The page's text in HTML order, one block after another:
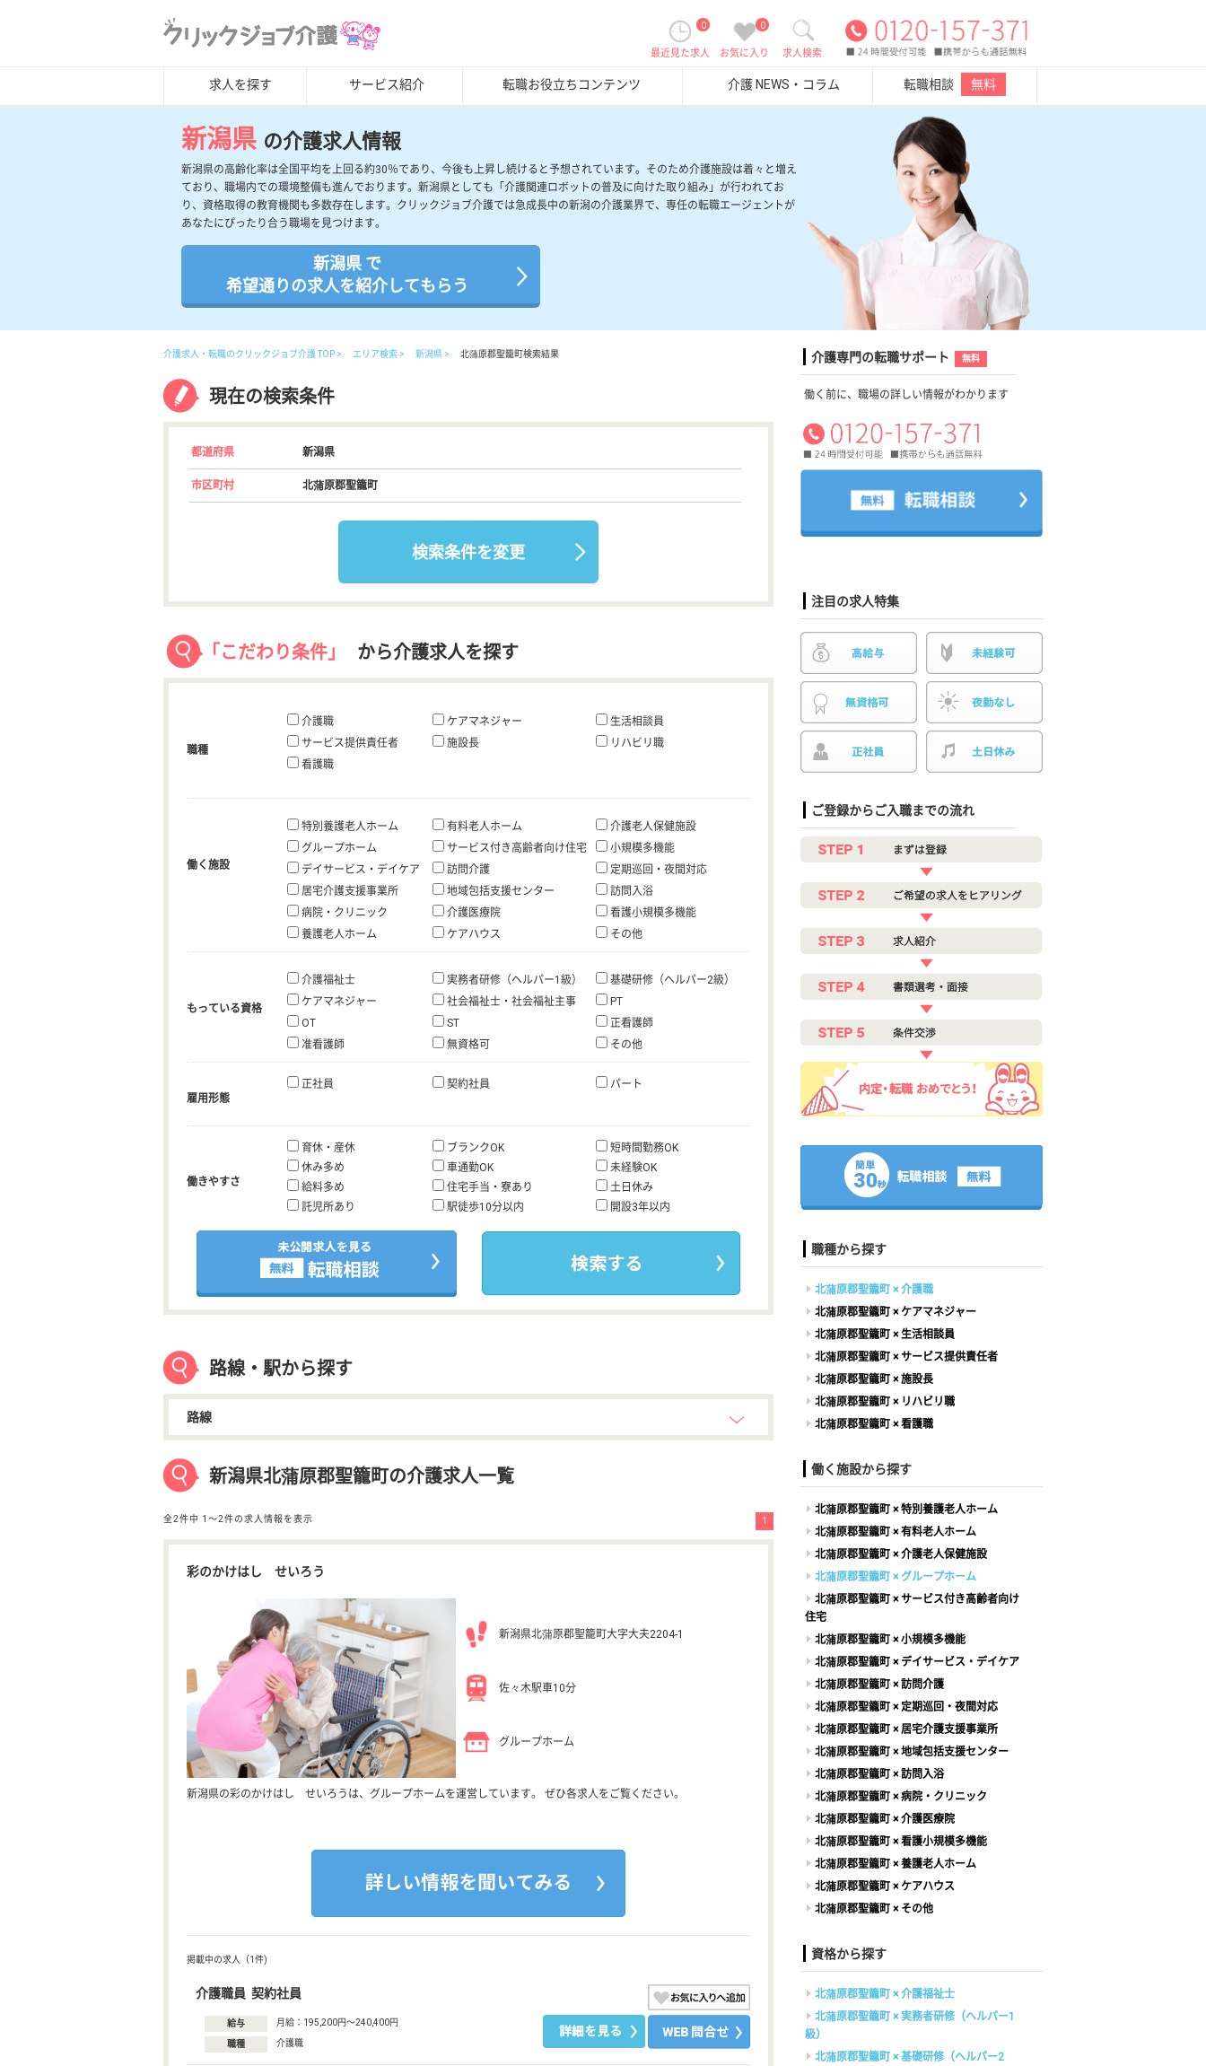
求人検索
0
お気に入り
0
最近見た求人
求人を探す サービス紹介 転職お役立ちコンテンツ 介護 NEWS・コラム 転職相談 無料
新潟県 の介護求人情報
新潟県の高齢化率は全国平均を上回る約30％であり、今後も上昇し続けると予想されています。そのため介護施設は着々と増え
ており、職場内での環境整備も進んでおります。新潟県としても「介護関連ロボットの普及に向けた取り組み」が行われてお
り、資格取得の教育機関も多数存在します。クリックジョブ介護では急成長中の新潟の介護業界で、専任の転職エージェントが
あなたにぴったり合う職場を見つけます。
新潟県 で
希望通りの求人を紹介してもらう
介護求人・転職のクリックジョブ介護 TOP エリア検索 新潟県 北蒲原郡聖籠町検索結果
現在の検索条件
都道府県 新潟県
市区町村 北蒲原郡聖籠町
検索条件を変更
「こだわり条件」 から介護求人を探す
職種
介護職 ケアマネジャー
生活相談員
サービス提供責任者
施設長
リハビリ職
看護職
働く施設
特別養護老人ホーム 有料老人ホーム
介護老人保健施設
グループホーム
サービス付き高齢者向け住宅
小規模多機能
デイサービス・デイケア
訪問介護
定期巡回・夜間対応
居宅介護支援事業所
地域包括支援センター
訪問入浴
病院・クリニック
介護医療院
看護小規模多機能
養護老人ホーム
ケアハウス その他
もっている資格
介護福祉士 実務者研修（ヘルパー1級）
基礎研修（ヘルパー2級）
ケアマネジャー
社会福祉士・社会福祉主事
PT
OT
ST
正看護師
准看護師
無資格可 その他
雇用形態
正社員 契約社員 パート
働きやすさ
育休・産休 ブランクOK
短時間勤務OK
休み多め
車通勤OK
未経験OK
給料多め
住宅手当・寮あり
土日休み
託児所あり
駅徒歩10分以内 開設3年以内
路線・駅から探す
路線
新潟県北蒲原郡聖籠町の介護求人一覧
全2件中 1〜2件の求人情報を表示 1
彩のかけはし せいろう
新潟県北蒲原郡聖籠町大字大夫2204-1
佐々木駅車10分
グループホーム
新潟県の彩のかけはし せいろうは、グループホームを運営しています。 ぜひ各求人をご覧ください。
掲載中の求人（1件)
介護職員 契約社員
給与 月給：195,200円〜240,400円
職種 介護職
介護専門の転職サポート 無料
働く前に、職場の詳しい情報がわかります
注目の求人特集
ご登録からご入職までの流れ
職種から探す
北蒲原郡聖籠町 × 介護職
北蒲原郡聖籠町 × ケアマネジャー
北蒲原郡聖籠町 × 生活相談員
北蒲原郡聖籠町 × サービス提供責任者
北蒲原郡聖籠町 × 施設長
北蒲原郡聖籠町 × リハビリ職
北蒲原郡聖籠町 × 看護職
働く施設から探す
北蒲原郡聖籠町 × 特別養護老人ホーム
北蒲原郡聖籠町 × 有料老人ホーム
北蒲原郡聖籠町 × 介護老人保健施設
北蒲原郡聖籠町 × グループホーム
北蒲原郡聖籠町 × サービス付き高齢者向け
住宅
北蒲原郡聖籠町 × 小規模多機能
北蒲原郡聖籠町 × デイサービス・デイケア
北蒲原郡聖籠町 × 訪問介護
北蒲原郡聖籠町 × 定期巡回・夜間対応
北蒲原郡聖籠町 × 居宅介護支援事業所
北蒲原郡聖籠町 × 地域包括支援センター
北蒲原郡聖籠町 × 訪問入浴
北蒲原郡聖籠町 × 病院・クリニック
北蒲原郡聖籠町 × 介護医療院
北蒲原郡聖籠町 × 看護小規模多機能
北蒲原郡聖籠町 × 養護老人ホーム
北蒲原郡聖籠町 × ケアハウス
北蒲原郡聖籠町 × その他
資格から探す
北蒲原郡聖籠町 × 介護福祉士
北蒲原郡聖籠町 × 実務者研修（ヘルパー1
級）
北蒲原郡聖籠町 × 基礎研修（ヘルパー2